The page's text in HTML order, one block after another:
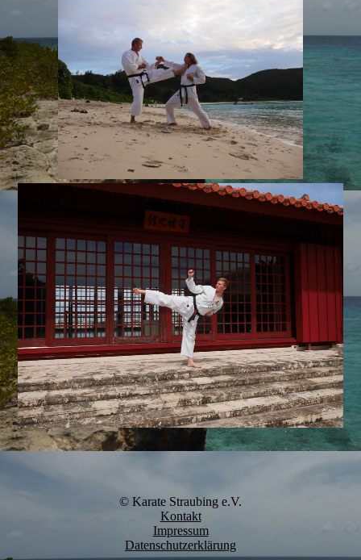
© Karate Straubing e.V.
Kontakt
Impressum
Datenschutzerklärung